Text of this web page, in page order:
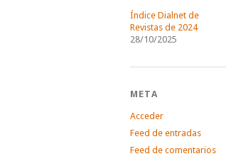
Índice Dialnet de
Revistas de 2024
28/10/2025
META
Acceder
Feed de entradas
Feed de comentarios